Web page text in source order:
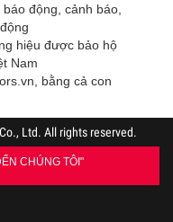
động, cảnh báo,
hiệu được bảo hộ
Nam
bằng cả con
Ltd. All rights reserved.
CHÚNG TÔI"